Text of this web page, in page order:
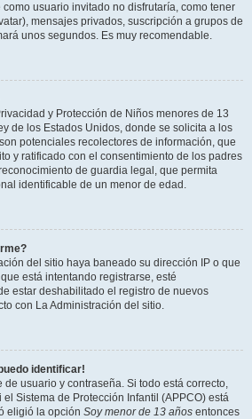
usuario invitado no disfrutaría, como tener
mensajes privados, suscripción a grupos de
unos segundos. Es muy recomendable.
y Protección de Niños menores de 13
de los Estados Unidos, donde se solicita a los
potenciales recolectores de información, que
y ratificado con el consentimiento de los padres
de guardia legal, que permita
identificable de un menor de edad.
del sitio haya baneado su dirección IP o que
está intentando registrarse, esté
estar deshabilitado el registro de nuevos
con La Administración del sitio.
identificar!
de usuario y contraseña. Si todo está correcto,
Sistema de Protección Infantil (APPCO) está
eligió la opción Soy menor de 13 años entonces